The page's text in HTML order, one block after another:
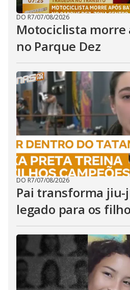
DO R7/07/08/2026
Motociclista morre
no Parque Dez
DO R7/07/08/2026
Pai transforma
legado para os